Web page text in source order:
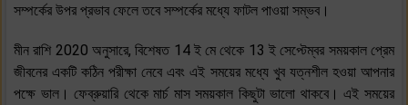
সম্পর্কের উপর প্রভাব ফেলে তবে সম্পর্কের মধ্যে ফাটল পাওয়া সম্ভব।
মীন রাশি 2020 অনুসারে, বিশেষত 14 ই মে থেকে 13 ই সেপ্টেম্বর সময়কাল প্রেম
জীবনের একটি কঠিন পরীক্ষা নেবে এবং এই সময়ের মধ্যে খুব যত্নশীল হওয়া আপনার
পক্ষে ভাল। ফেব্রুয়ারি থেকে মার্চ মাস সময়কাল কিছুটা ভালো থাকবে। এই সময়ের